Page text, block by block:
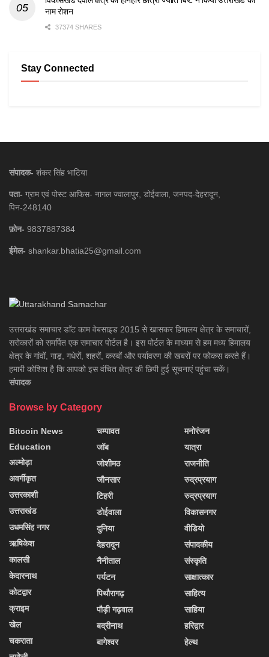
नाम रोशन
37374 SHARES
Stay Connected
संपादक- शंकर सिंह भाटिया
पता- ग्राम एवं पोस्ट आफिस- नागल ज्वालापुर, डोईवाला, जनपद-देहरादून,
पिन-248140
फ़ोन- 9837887384
ईमेल- shankar.bhatia25@gmail.com
उत्तराखंड समाचार डाॅट काम वेबसाइड 2015 से खासकर हिमालय क्षेत्र के समाचारों,
सरोकारों को समर्पित एक समाचार पोर्टल है। इस पोर्टल के माध्यम से हम मध्य हिमालय
क्षेत्र के गांवों, गाड़, गधेरों, शहरों, कस्बों और पर्यावरण की खबरों पर फोकस करते हैं।
हमारी कोशिश है कि आपको इस वंचित क्षेत्र की छिपी हुई सूचनाएं पहुंचा सकें।
संपादक
Browse by Category
Bitcoin News
Education
अल्मोड़ा
अवर्गीकृत
उत्तरकाशी
उत्तराखंड
उधमसिंह नगर
ऋषिकेश
कालसी
केदारनाथ
कोटद्वार
क्राइम
खेल
चकराता
चम्पावत
जॉब
जोशीमठ
जौनसार
टिहरी
डोईवाला
दुनिया
देहरादून
नैनीताल
पर्यटन
पिथौरागढ़
पौड़ी गढ़वाल
बद्रीनाथ
बागेश्वर
मनोरंजन
यात्रा
राजनीति
रुद्रप्रयाग
रुद्रप्रयाग
विकासनगर
वीडियो
संपादकीय
संस्कृति
साक्षात्कार
साहित्य
साहिया
हरिद्वार
हेल्थ